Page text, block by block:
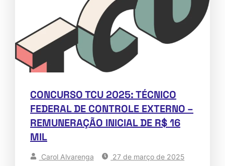
CONCURSO TCU 2025: TÉCNICO
FEDERAL DE CONTROLE EXTERNO –
REMUNERAÇÃO INICIAL DE R$ 16
MIL
Carol Alvarenga 27 de março de 2025